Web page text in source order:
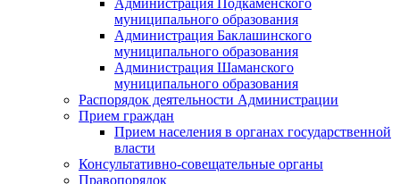
муниципального образования
Администрация Баклашинского
муниципального образования
Администрация Шаманского
муниципального образования
Распорядок деятельности Администрации
Прием граждан
Прием населения в органах государственной
власти
Консультативно-совещательные органы
Правопорядок